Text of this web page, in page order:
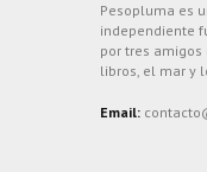
Pesopluma es
independiente
por tres
libros, el mar y
Email: